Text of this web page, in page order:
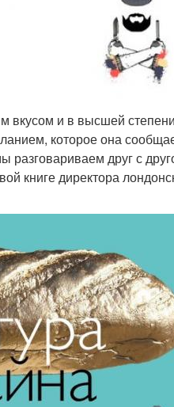
вкусом и в высшей
которое она
друг с
книге директора